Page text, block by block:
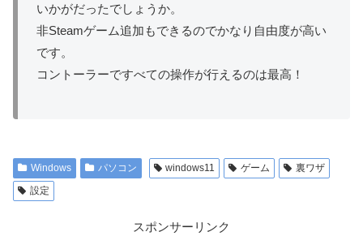
いかがだったでしょうか。
非Steamゲーム追加もできるのでかなり自由度が高い
です。
コントーラーですべての操作が行えるのは最高！
Windows パソコン windows11 ゲーム
裏ワザ
設定
スポンサーリンク